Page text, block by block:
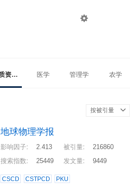

地质资源与地质工程 医学 管理学 农学
按被引量
地球物理学报
影响因子: 2.413 被引量:
216860
搜索指数: 25449 发文量: 9449
CSCD CSTPCD PKU